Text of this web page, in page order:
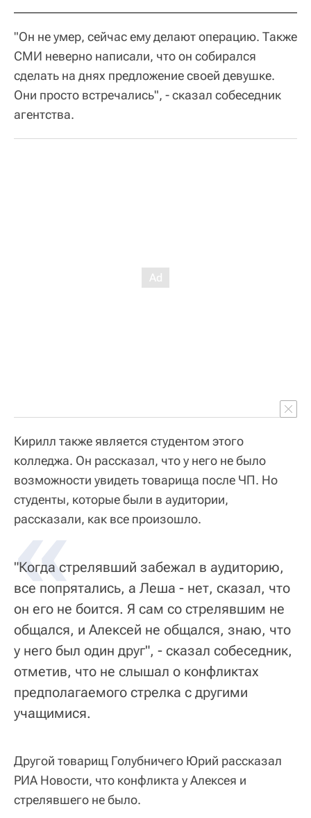
"Он не умер, сейчас ему делают операцию. Также
СМИ неверно написали, что он собирался
сделать на днях предложение своей девушке.
Они просто встречались", - сказал собеседник
агентства.
Кирилл также является студентом этого
колледжа. Он рассказал, что у него не было
возможности увидеть товарища после ЧП. Но
студенты, которые были в аудитории,
рассказали, как все произошло.
«
"Когда стрелявший забежал в аудиторию,
все попрятались, а Леша - нет, сказал, что
он его не боится. Я сам со стрелявшим не
общался, и Алексей не общался, знаю, что
у него был один друг", - сказал собеседник,
отметив, что не слышал о конфликтах
предполагаемого стрелка с другими
учащимися.
Другой товарищ Голубничего Юрий рассказал
РИА Новости, что конфликта у Алексея и
стрелявшего не было.